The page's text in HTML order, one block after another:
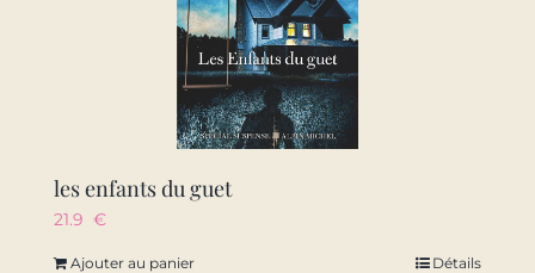
les enfants du guet
21.9 €
Ajouter au panier Détails